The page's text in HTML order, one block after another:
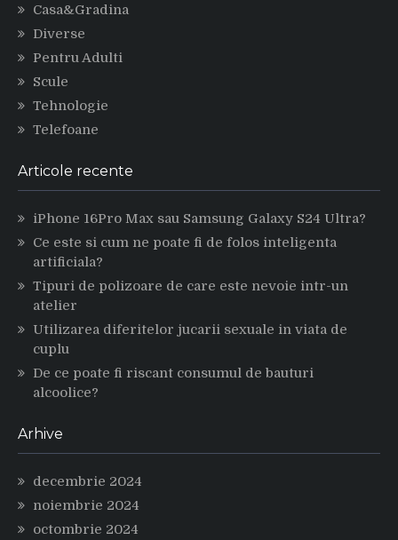
Casa&Gradina
Diverse
Pentru Adulti
Scule
Tehnologie
Telefoane
Articole recente
iPhone 16Pro Max sau Samsung Galaxy S24 Ultra?
Ce este si cum ne poate fi de folos inteligenta
artificiala?
Tipuri de polizoare de care este nevoie intr-un
atelier
Utilizarea diferitelor jucarii sexuale in viata de
cuplu
De ce poate fi riscant consumul de bauturi
alcoolice?
Arhive
decembrie 2024
noiembrie 2024
octombrie 2024